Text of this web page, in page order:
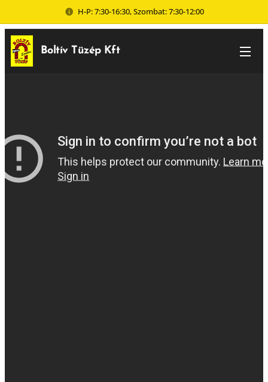
H-P: 7:30-16:30, Szombat: 7:30-12:00
Boltív Tüzép Kft